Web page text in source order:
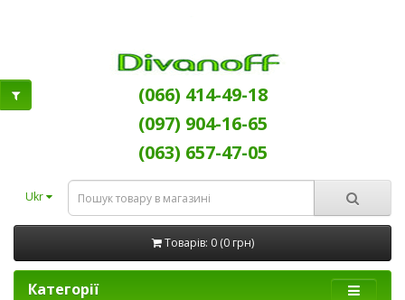
(066) 414-49-18
(097) 904-16-65
(063) 657-47-05
Ukr
Товарів: 0 (0 грн)
Категорії